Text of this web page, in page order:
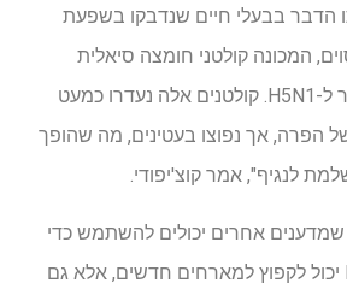
הדבר בבעלי חיים שנדבקו בשפעת
המכונה קולטני חומצה סיאלית
מקושרת N, יכול להיקשר ל-H5N1. קולטנים אלה נעדרו כמעט
הפרה, אך נפוצו בעטינים, מה שהופך
לנגיף", אמר קוצ'יפודי.
אחרים יכולים להשתמש כדי
לחזות לא רק אם H5N1 יכול לקפוץ למארחים חדשים, אלא גם